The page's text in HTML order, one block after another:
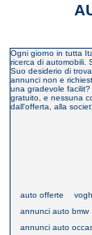
Ogni giorno in tutta
ricerca di automobili.
Suo desiderio di
annunci non e
una gradevole
gratuito, e nessuna
dall'offerta, alla
auto offerte
annunci auto bmw
annunci auto